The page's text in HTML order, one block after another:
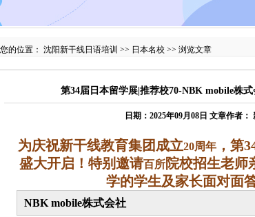
您的位置： 沈阳新干线日语培训 >> 日本名校 >> 浏览文章
第34届日本留学展|推荐校70-NBK mobile株式
日期：2025年09月08日 文章作者：
为庆祝新干线教育集团成立20周年 ，第
盛大开启！特别邀请百所院校招生老师
学的学生及家长面对面
NBK mobile株式会社